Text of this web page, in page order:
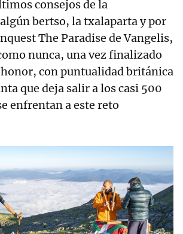
consejos de la
bertso, la txalaparta y por
The Paradise de Vangelis,
nunca, una vez finalizado
con puntualidad británica
que deja salir a los casi 500
enfrentan a este reto